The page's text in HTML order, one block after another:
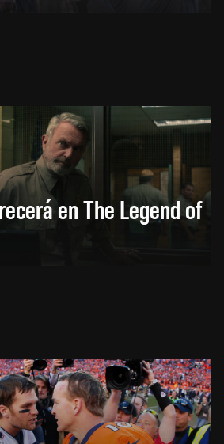
en The Legend of